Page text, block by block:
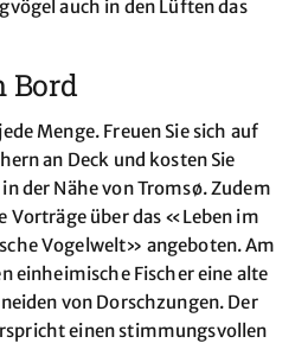
auch in den Lüften das
Bord
Menge. Freuen Sie sich auf
an Deck und kosten Sie
der Nähe von Tromsø. Zudem
Vorträge über das «Leben im
Vogelwelt» angeboten. Am
einheimische Fischer eine alte
von Dorschzungen. Der
einen stimmungsvollen